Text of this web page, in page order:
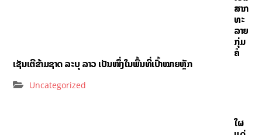
ສາກ
ທະ
ລາຍ
ກຸ່ມ
ຄໍ
ເຊັນເຕີຂ້າມຊາດ ລະບຸ ລາວ ເປັນໜຶ່ງໃນພື້ນທີ່ເປົ້າໝາຍຫຼັກ
Uncategorized
ໃຜ